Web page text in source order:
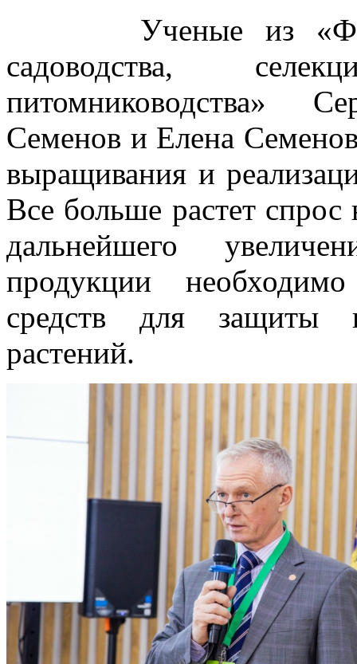
Ученые из
садоводства,
питомниководства»
Семенов и Елена
выращивания и
Все больше растет
дальнейшего
продукции
средств для защиты
растений.